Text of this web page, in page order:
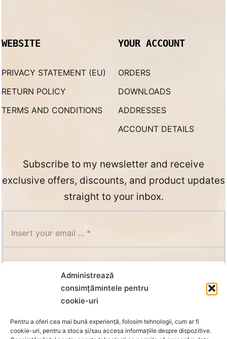
Administrează
consimțămintele pentru
cookie-uri
Pentru a oferi cea mai bună experiență, folosim tehnologii, cum ar fi
cookie-uri, pentru a stoca și/sau accesa informațiile despre dispozitive.
WEBSITE
PRIVACY STATEMENT (EU)
RETURN POLICY
TERMS AND CONDITIONS
YOUR ACCOUNT
ORDERS
DOWNLOADS
ADDRESSES
ACCOUNT DETAILS
Subscribe to my newsletter and receive
exclusive offers, discounts, and product updates
straight to your inbox.
SUBSCRIBE